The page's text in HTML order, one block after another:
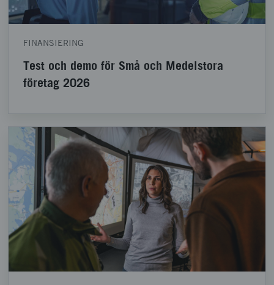
FINANSIERING
Test och demo för Små och Medelstora
företag 2026